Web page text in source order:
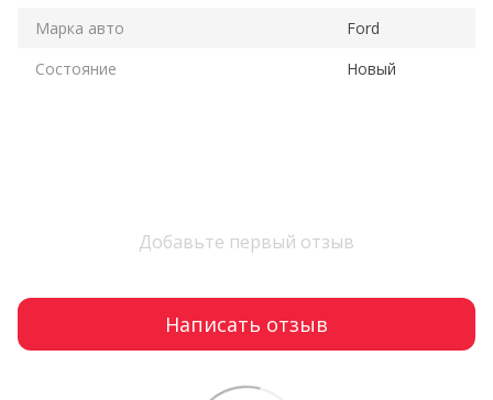
Марка авто
Ford
Состояние
Новый
Добавьте первый отзыв
Написать отзыв